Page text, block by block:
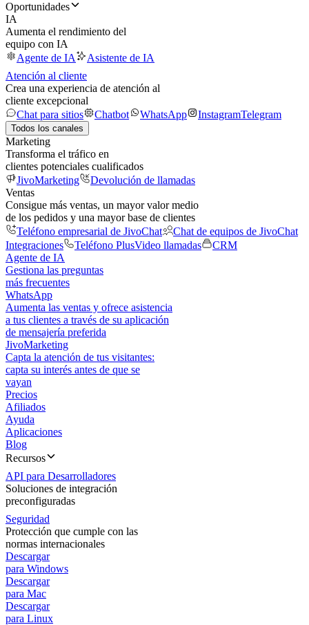
Oportunidades
IA
Aumenta el rendimiento del
equipo con IA
Agente de IA
Asistente de IA
Atención al cliente
Crea una experiencia de atención al
cliente excepcional
Chat para sitios
Chatbot WhatsApp InstagramTelegram
Todos los canales
Marketing
Transforma el tráfico en
clientes potenciales cualificados
JivoMarketing
Devolución de llamadas
Ventas
Consigue más ventas, un mayor valor medio
de los pedidos y una mayor base de clientes
Teléfono empresarial de JivoChat
Chat de equipos de JivoChat
Integraciones
Teléfono PlusVideo llamadas
CRM
Agente de IA
Gestiona las preguntas
más frecuentes
WhatsApp
Aumenta las ventas y ofrece asistencia
a tus clientes a través de su aplicación
de mensajería preferida
JivoMarketing
Capta la atención de tus visitantes:
capta su interés antes de que se
vayan
Precios
Afiliados
Ayuda
Aplicaciones
Blog
Recursos
API para Desarrolladores
Soluciones de integración
preconfiguradas
Seguridad
Protección que cumple con las
normas internacionales
Descargar
para Windows
Descargar
para Mac
Descargar
para Linux